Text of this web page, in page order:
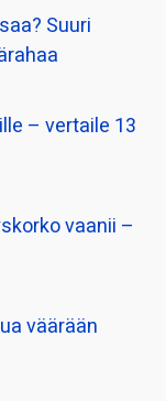
Suuri
– vertaile 13
vaanii –
väärään